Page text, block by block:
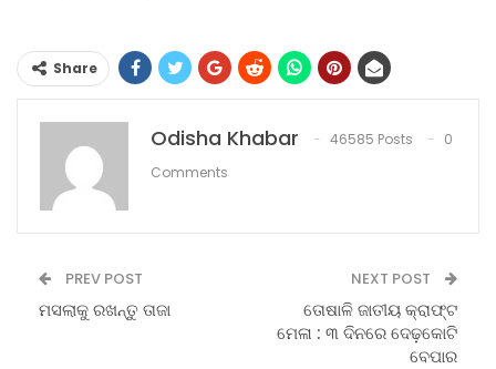
Share
Odisha Khabar 46585 Posts
0
Comments
PREV POST
ମସଲାକୁ ରଖନ୍ତୁ ତାଜା
NEXT POST
ତୋଷାଳି ଜାତୀୟ କ୍ରାଫ୍ଟ
ମେଳା : ୩ ଦିନରେ ଦେଢ଼କୋଟି
ବେପାର